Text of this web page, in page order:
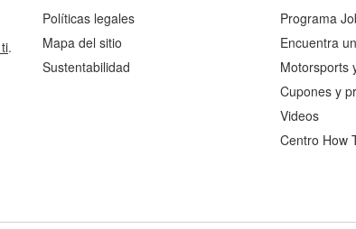
.
Políticas legales
Mapa del sitio
Sustentabilidad
Programa
Encuentra
Motorsports
Cupones y
Videos
Centro How